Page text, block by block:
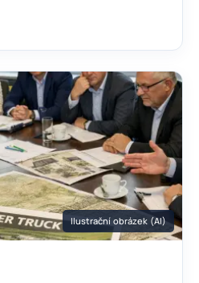
Ilustrační obrázek (AI)